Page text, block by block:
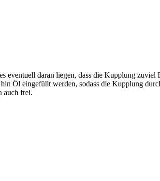
eventuell daran liegen, dass die Kupplung
Öl eingefüllt werden, sodass die Kupplung
auch frei.